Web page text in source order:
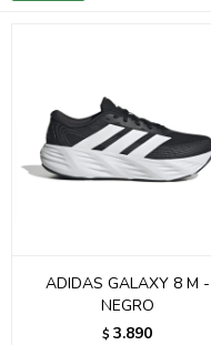
ADIDAS GALAXY 8 M -
NEGRO
$ 3.890